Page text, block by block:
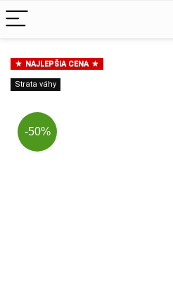
NAJLEPŠIA CENA
Strata váhy
-50%